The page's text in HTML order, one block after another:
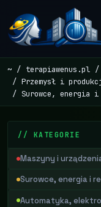
~ terapiawenus.pl
Przemysł i
Surowce, energia
// KATEGORIE
Maszyny i
Surowce, energia i
Automatyka,